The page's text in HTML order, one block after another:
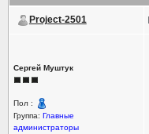
Project-2501
Сергей Муштук
Пол :
Группа: Главные
администраторы